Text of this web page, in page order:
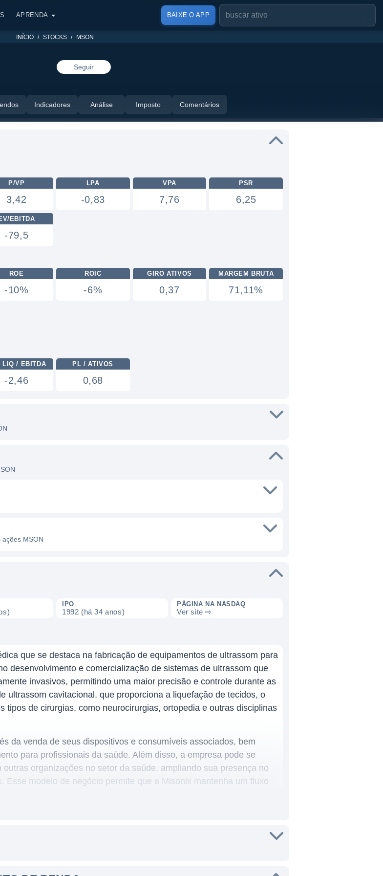
APRENDA BAIXE O APP
INÍCIO STOCKS MSON
Seguir
Indicadores Análise Imposto Comentários
P/VP
3,42
LPA
-0,83
VPA
7,76
PSR
6,25
EBITDA
-79,5
ROE
-10%
ROIC
-6%
GIRO ATIVOS
0,37
MARGEM BRUTA
71,11%
LIQ / EBITDA
-2,46
PL / ATIVOS
0,68
MSON
IPO
1992 (há 34 anos)
PÁGINA NA NASDAQ
Ver site ⇨
que se destaca na fabricação de equipamentos de ultrassom para
desenvolvimento e comercialização de sistemas de ultrassom que
invasivos, permitindo uma maior precisão e controle durante as
ultrassom cavitacional, que proporciona a liquefação de tecidos, o
tipos de cirurgias, como neurocirurgias, ortopedia e outras disciplinas
da venda de seus dispositivos e consumíveis associados, bem
para profissionais da saúde. Além disso, a empresa pode se
organizações no setor da saúde, ampliando sua presença no
Esse modelo de negócio permite que a Misonix mantenha um fluxo
de insumos, que são necessários para a operação de seus
Unidos, mas também busca expandir sua atuação em mercados